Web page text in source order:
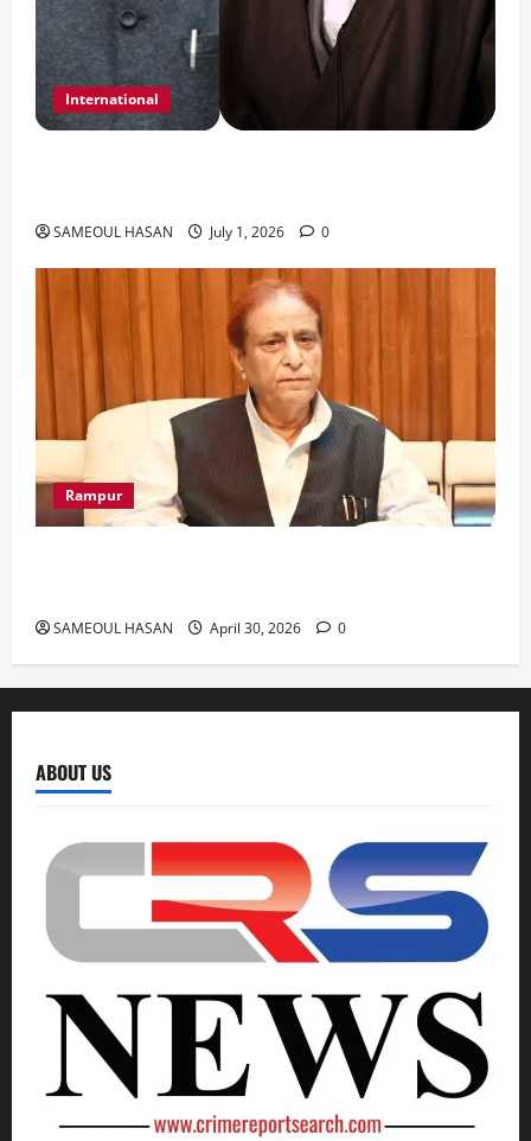
International
SAMEOUL HASAN July 1, 2026 0
Rampur
SAMEOUL HASAN April 30, 2026 0
ABOUT US